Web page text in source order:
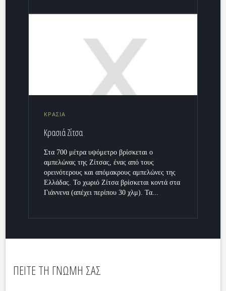
ΚΡΑΣΙΑ
Κρασιά Ζίτσα
Στα 700 μέτρα υψόμετρο βρίσκεται ο
αμπελώνας της Ζίτσας, ένας από τους
ορεινότερους και απόμακρους αμπελώνες της
Ελλάδας. Το χωριό Ζίτσα βρίσκεται κοντά στα
Γιάννενα (απέχει περίπου 30 χλμ). Τα...
ΠΕΙΤΕ ΤΗ ΓΝΩΜΗ ΣΑΣ